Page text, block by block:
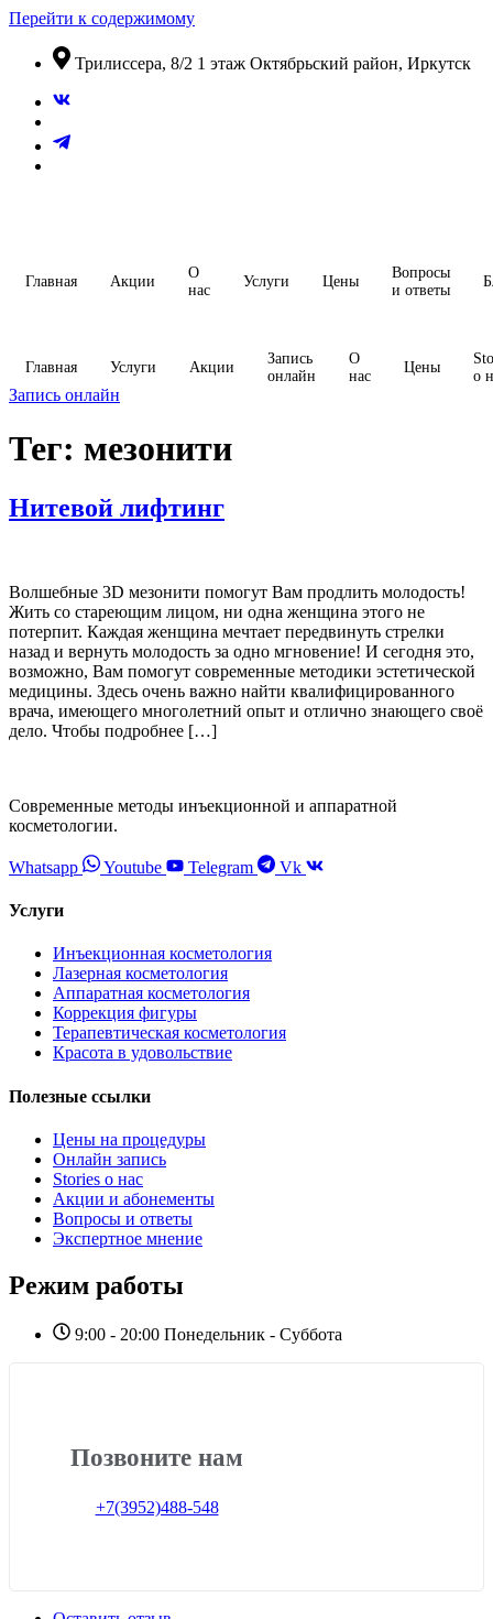
Перейти к содержимому
​Трилиссера, 8/2​ 1 этаж​ Октябрьский район, Иркутск
Главная Акции
О
нас
Услуги Цены
Вопросы
и ответы
Главная Услуги Акции
Запись
онлайн
О
нас
Цены
о
Запись онлайн
Тег: мезонити
Нитевой лифтинг
Волшебные 3D мезонити помогут Вам продлить молодость!
Жить со стареющим лицом, ни одна женщина этого не
потерпит. Каждая женщина мечтает передвинуть стрелки
назад и вернуть молодость за одно мгновение! И сегодня это,
возможно, Вам помогут современные методики эстетической
медицины. Здесь очень важно найти квалифицированного
врача, имеющего многолетний опыт и отлично знающего своё
дело. Чтобы подробнее […]
Современные методы инъекционной и аппаратной
косметологии.
Whatsapp Youtube Telegram Vk
Услуги
Инъекционная косметология
Лазерная косметология
Аппаратная косметология
Коррекция фигуры
Терапевтическая косметология
Красота в удовольствие
Полезные ссылки
Цены на процедуры
Онлайн запись
Stories о нас
Акции и абонементы
Вопросы и ответы
Экспертное мнение
Режим работы
9:00 - 20:00 Понедельник - Суббота
Позвоните нам
+7(3952)488-548